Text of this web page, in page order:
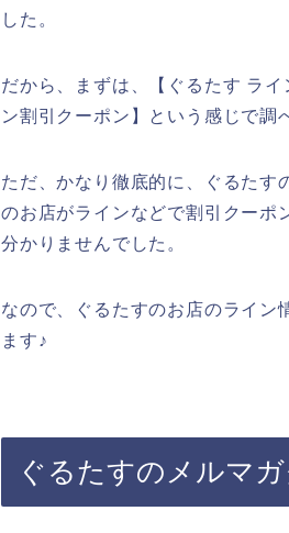
した。
だから、まずは、【ぐるたす ラ
ン割引クーポン】という感じで調
ただ、かなり徹底的に、ぐるたす
のお店がラインなどで割引クーポ
分かりませんでした。
なので、ぐるたすのお店のライン
ます♪
ぐるたすのメルマ